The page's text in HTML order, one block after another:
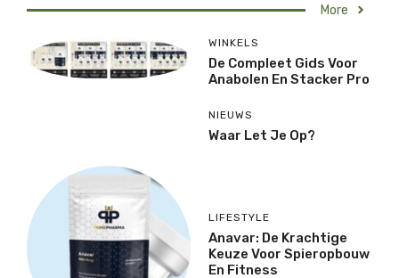
More
WINKELS
De Compleet Gids Voor
Anabolen En Stacker Pro
NIEUWS
Waar Let Je Op?
LIFESTYLE
Anavar: De Krachtige
Keuze Voor Spieropbouw
En Fitness